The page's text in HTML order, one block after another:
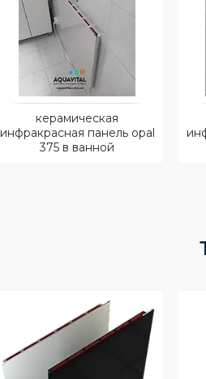
керамическая
инфракрасная панель opal
375 в ванной